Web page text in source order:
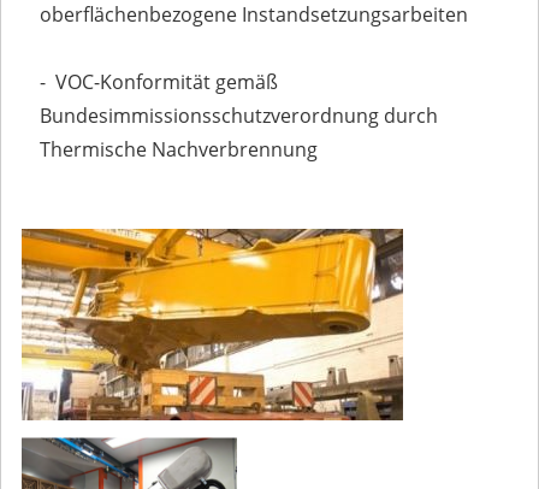
oberflächenbezogene Instandsetzungsarbeiten
- VOC-Konformität gemäß
Bundesimmissionsschutzverordnung durch
Thermische Nachverbrennung